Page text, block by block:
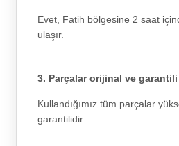
Evet, Fatih bölgesine 2 saat
ulaşır.
3. Parçalar orijinal ve garantili
Kullandığımız tüm parçalar
garantilidir.